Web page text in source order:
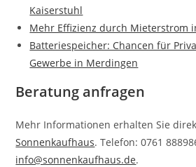
Kaiserstuhl
Mehr Effizienz durch Mieterstrom
Batteriespeicher: Chancen für
Gewerbe in Merdingen
Beratung anfragen
Mehr Informationen erhalten Sie
Sonnenkaufhaus. Telefon: 0761
info@sonnenkaufhaus.de.